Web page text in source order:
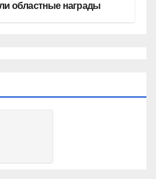
областные награды